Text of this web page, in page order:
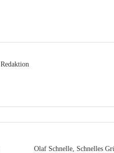
Redaktion
Olaf Schnelle, Schnelles